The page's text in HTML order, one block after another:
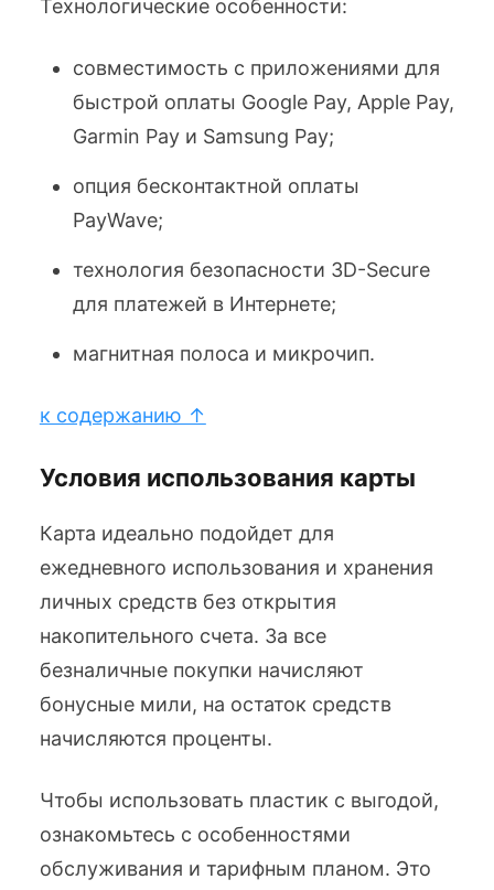
Технологические особенности:
совместимость с приложениями для
быстрой оплаты Google Pay, Apple Pay,
Garmin Pay и Samsung Pay;
опция бесконтактной оплаты
PayWave;
технология безопасности 3D-Secure
для платежей в Интернете;
магнитная полоса и микрочип.
к содержанию ↑
Условия использования карты
Карта идеально подойдет для
ежедневного использования и хранения
личных средств без открытия
накопительного счета. За все
безналичные покупки начисляют
бонусные мили, на остаток средств
начисляются проценты.
Чтобы использовать пластик с выгодой,
ознакомьтесь с особенностями
обслуживания и тарифным планом. Это